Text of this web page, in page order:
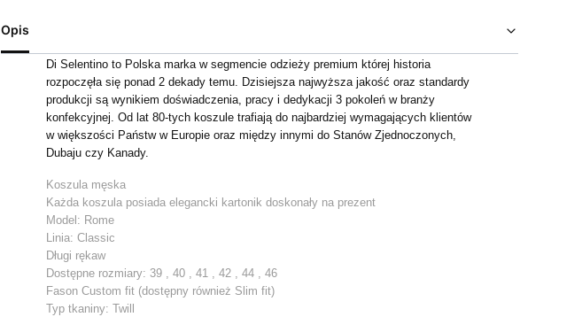
Opis
Di Selentino to Polska marka w segmencie odzieży premium której historia
rozpoczęła się ponad 2 dekady temu. Dzisiejsza najwyższa jakość oraz standardy
produkcji są wynikiem doświadczenia, pracy i dedykacji 3 pokoleń w branży
konfekcyjnej. Od lat 80-tych koszule trafiają do najbardziej wymagających klientów
w większości Państw w Europie oraz między innymi do Stanów Zjednoczonych,
Dubaju czy Kanady.
Koszula męska
Każda koszula posiada elegancki kartonik doskonały na prezent
Model: Rome
Linia: Classic
Długi rękaw
Dostępne rozmiary: 39 , 40 , 41 , 42 , 44 , 46
Fason Custom fit (dostępny również Slim fit)
Typ tkaniny: Twill